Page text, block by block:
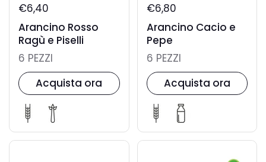
€6,40
Arancino Rosso
Ragù e Piselli
6 PEZZI
Acquista ora
€6,80
Arancino Cacio e
Pepe
6 PEZZI
Acquista ora